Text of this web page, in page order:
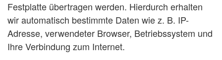
Festplatte übertragen werden. Hierdurch erhalten
wir automatisch bestimmte Daten wie z. B. IP-
Adresse, verwendeter Browser, Betriebssystem und
Ihre Verbindung zum Internet.